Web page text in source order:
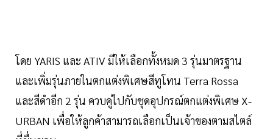
โดย YARIS และ ATIV มีให้เลือกทั้งหมด 3 รุ่นมาตรฐาน
และเพิ่มรุ่นภายในตกแต่งพิเศษสีทูโทน Terra Rossa
และสีดำอีก 2 รุ่น ควบคู่ไปกับชุดอุปกรณ์ตกแต่งพิเศษ X-
URBAN เพื่อให้ลูกค้าสามารถเลือกเป็นเจ้าของตามสไตล์